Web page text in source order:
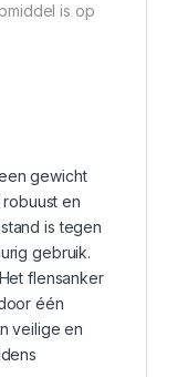
is op
gewicht
en
is tegen
gebruik.
flensanker
één
veilige en